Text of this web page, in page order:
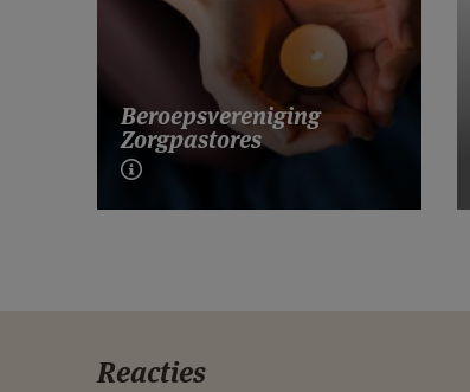
Beroepsvereniging
Zorgpastores
Reacties